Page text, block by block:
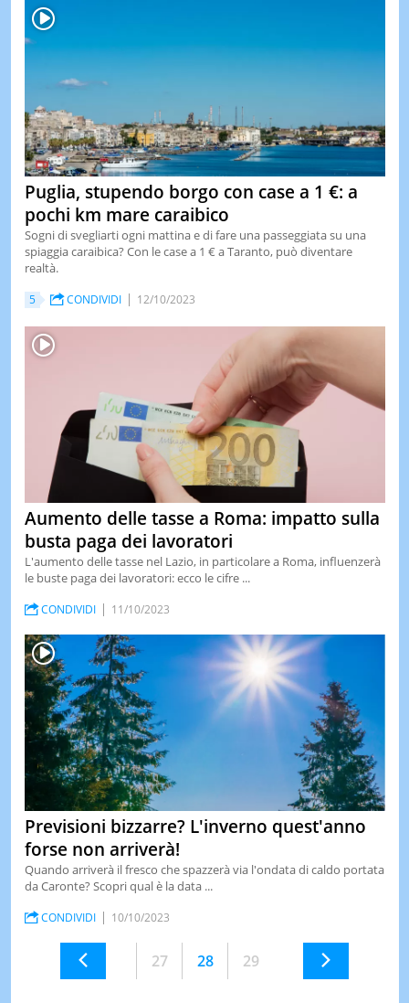
Puglia, stupendo borgo con case a 1 €: a
pochi km mare caraibico
Sogni di svegliarti ogni mattina e di fare una passeggiata su una
spiaggia caraibica? Con le case a 1 € a Taranto, può diventare
realtà.
5 CONDIVIDI 12/10/2023
Aumento delle tasse a Roma: impatto sulla
busta paga dei lavoratori
L'aumento delle tasse nel Lazio, in particolare a Roma, influenzerà
le buste paga dei lavoratori: ecco le cifre ...
CONDIVIDI 11/10/2023
Previsioni bizzarre? L'inverno quest'anno
forse non arriverà!
Quando arriverà il fresco che spazzerà via l'ondata di caldo portata
da Caronte? Scopri qual è la data ...
CONDIVIDI 10/10/2023
27 28 29